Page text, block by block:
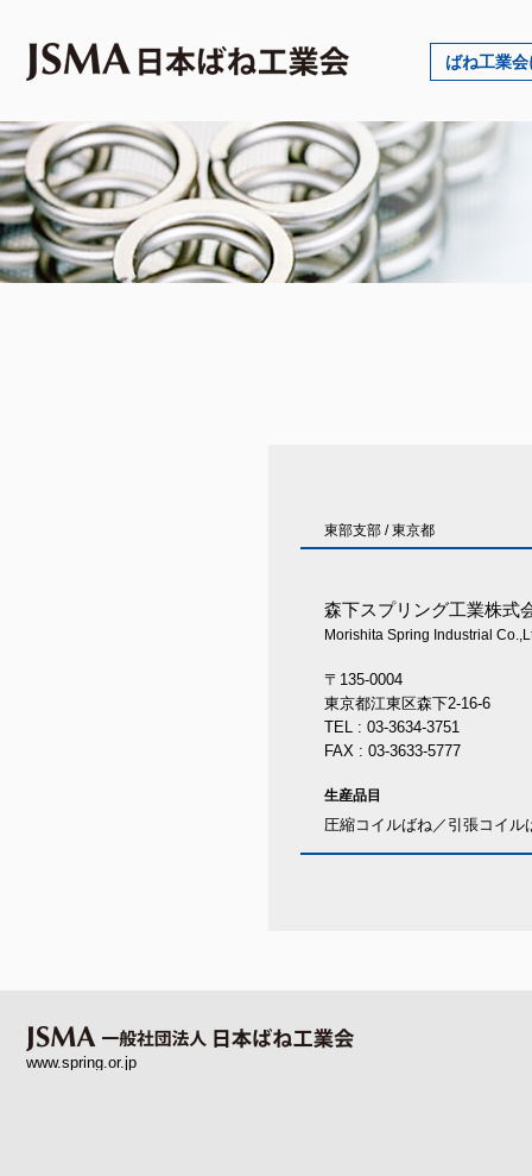
ばね工業
東部支部 /東京都
森下スプリング工業株式
Morishita Spring Industrial
〒135-0004
東京都江東区森下2-16-6
TEL : 03-3634-3751
FAX : 03-3633-5777
生産品目
圧縮コイルばね／引張コイ
www.spring.or.jp